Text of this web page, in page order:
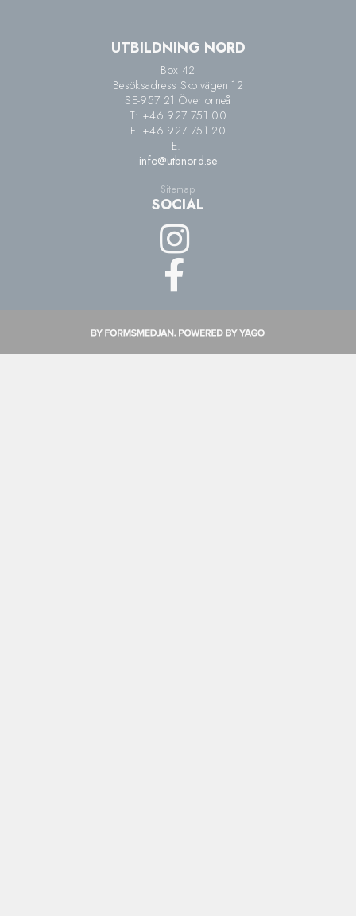
UTBILDNING NORD
Box 42
Besöksadress Skolvägen 12
SE-957 21 Övertorneå
T: +46 927 751 00
F. +46 927 751 20
E.
info@utbnord.se
Sitemap
SOCIAL